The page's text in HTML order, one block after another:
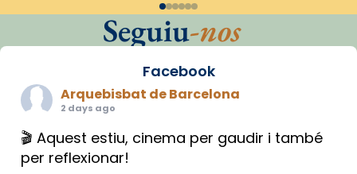
Seguiu-nos
Facebook
Arquebisbat de Barcelona
2 days ago
🎬 Aquest estiu, cinema per gaudir i també
per reflexionar!